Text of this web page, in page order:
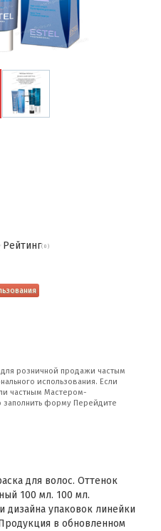
Рейтинг( 0 )
розничной продажи частым
использования. Если
частным Мастером-
форму Перейдите
для волос. Оттенок
100 мл. 100 мл.
упаковок линейки
в обновленном